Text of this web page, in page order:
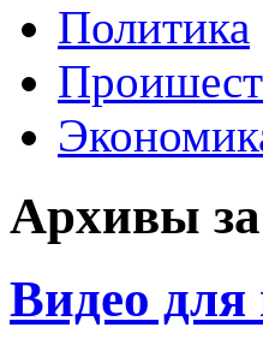
Политика
Архивы за
Видео для